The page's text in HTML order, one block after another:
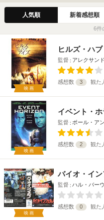
人気順 新着感想順
6件
映画
ヒルズ・ハ
監督 アレクサン
感想数 3 観た
映画
イベント・
監督 ポール・ア
感想数 2 観た
映画
バイオ・イン
監督 ハル・バー
感想数 0 観た